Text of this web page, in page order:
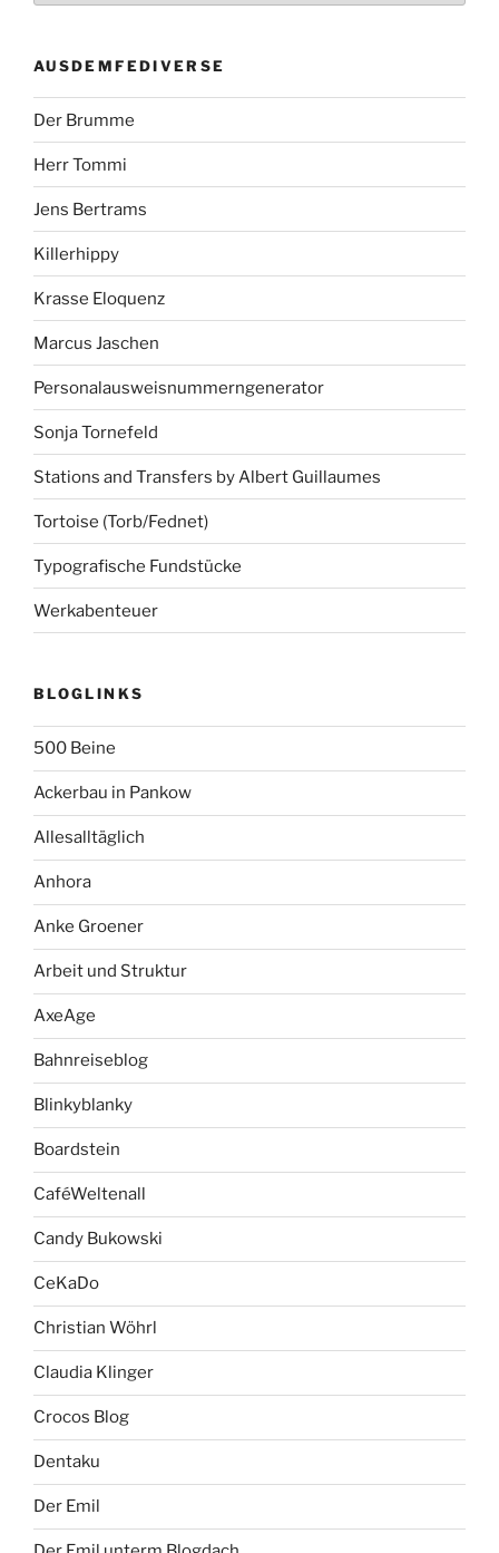
AUSDEMFEDIVERSE
Der Brumme
Herr Tommi
Jens Bertrams
Killerhippy
Krasse Eloquenz
Marcus Jaschen
Personalausweisnummerngenerator
Sonja Tornefeld
Stations and Transfers by Albert Guillaumes
Tortoise (Torb/Fednet)
Typografische Fundstücke
Werkabenteuer
BLOGLINKS
500 Beine
Ackerbau in Pankow
Allesalltäglich
Anhora
Anke Groener
Arbeit und Struktur
AxeAge
Bahnreiseblog
Blinkyblanky
Boardstein
CaféWeltenall
Candy Bukowski
CeKaDo
Christian Wöhrl
Claudia Klinger
Crocos Blog
Dentaku
Der Emil